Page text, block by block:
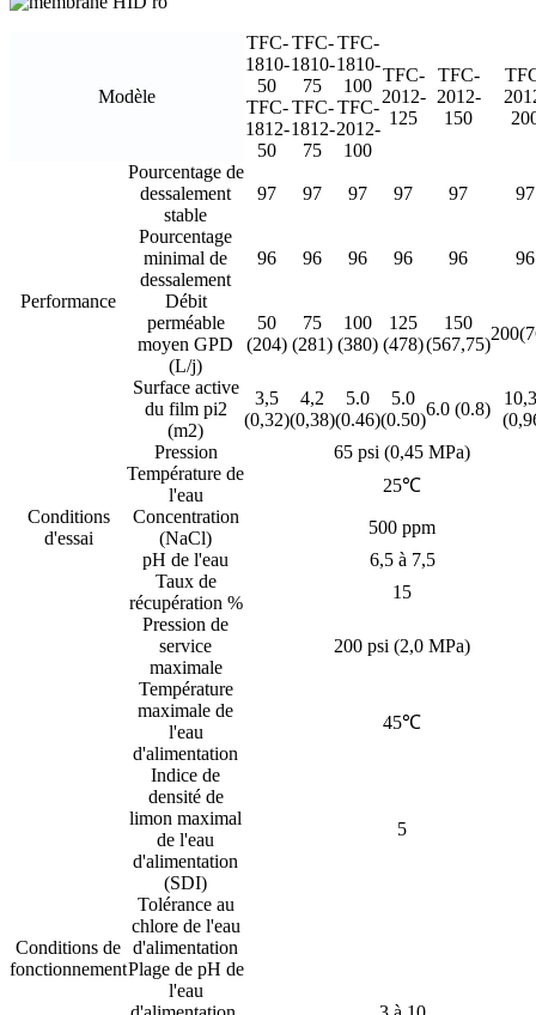
Modèle
TFC-
1810-
50
TFC-
1810-
75
TFC-
1810-
100
TFC-
2012-
125
TFC-
2012-
150
TFC-
1812-
50
TFC-
1812-
75
TFC-
2012-
100
Performance
Pourcentage de
dessalement
stable
97 97 97 97 97 97
Pourcentage
minimal de
dessalement
96 96 96 96 96 96
Débit
perméable
moyen GPD
(L/j)
50
(204)
75
(281)
100
(380)
125
(478)
150
(567,75)
Surface active
du film pi2
(m2)
3,5
(0,32)
4,2
(0,38)
5.0
(0.46)
5.0
(0.50)
6.0 (0.8)
Conditions
d'essai
Pression
65 psi (0,45 MPa)
Température de
l'eau
25℃
Concentration
(NaCl)
500 ppm
pH de l'eau
6,5 à 7,5
Taux de
récupération %
15
Conditions de
fonctionnement
Pression de
service
maximale
200 psi (2,0 MPa)
Température
maximale de
l'eau
d'alimentation
45℃
Indice de
densité de
limon maximal
de l'eau
d'alimentation
(SDI)
5
Tolérance au
chlore de l'eau
d'alimentation
Plage de pH de
l'eau